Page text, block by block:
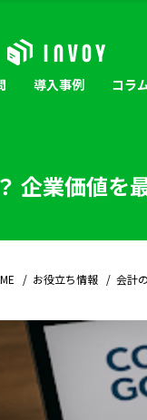
導入事例 コラ
企業価値を
お役立ち情報 会計